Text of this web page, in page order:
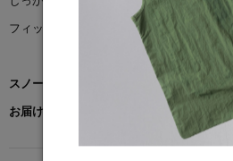
フィット感と上質な手触りを実現。
スノーグース by カナダグース コレクシ
お届けいたします。